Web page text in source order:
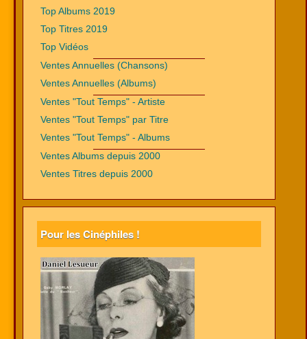
Top Albums 2019
Top Titres 2019
Top Vidéos
Ventes Annuelles (Chansons)
Ventes Annuelles (Albums)
Ventes "Tout Temps" - Artiste
Ventes "Tout Temps" par Titre
Ventes "Tout Temps" - Albums
Ventes Albums depuis 2000
Ventes Titres depuis 2000
Pour les Cinéphiles !